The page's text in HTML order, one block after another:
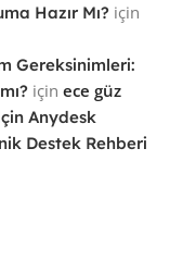
Hazır Mı? için
Gereksinimleri:
için ece güz
Anydesk
Destek Rehberi